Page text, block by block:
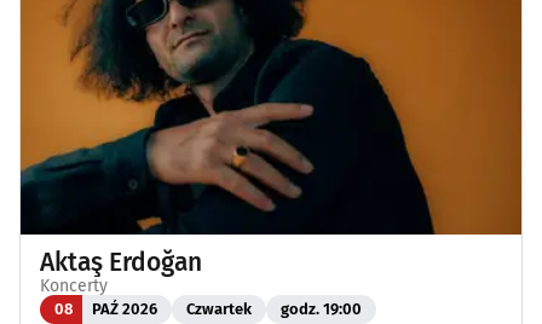
Aktaş Erdoğan
Koncerty
08 PAŹ 2026 Czwartek godz. 19:00